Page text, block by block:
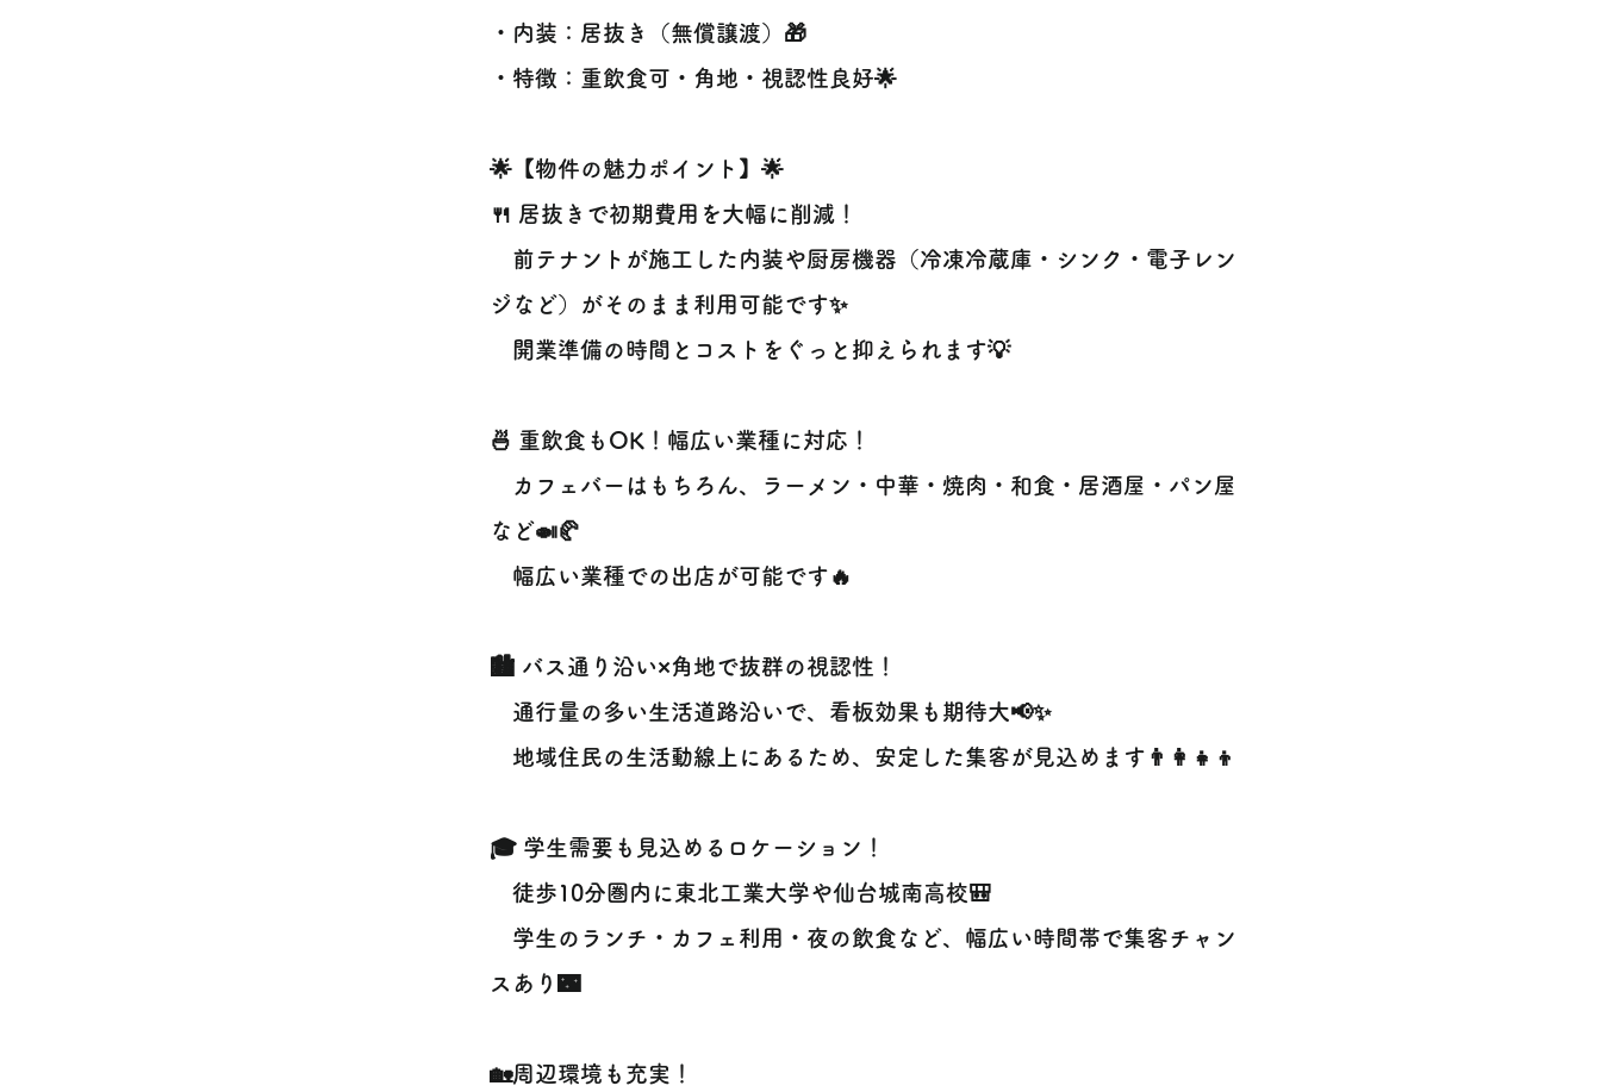
・内装：居抜き（無償譲渡）🎁
・特徴：重飲食可・角地・視認性良好🌟
🌟【物件の魅力ポイント】🌟
🍴 居抜きで初期費用を大幅に削減！
前テナントが施工した内装や厨房機器（冷凍冷蔵庫・シンク・電子レン
ジなど）がそのまま利用可能です✨
開業準備の時間とコストをぐっと抑えられます💡
🍜 重飲食もOK！幅広い業種に対応！
カフェバーはもちろん、ラーメン・中華・焼肉・和食・居酒屋・パン屋
など🍛🥐
幅広い業種での出店が可能です🔥
🏙 バス通り沿い×角地で抜群の視認性！
通行量の多い生活道路沿いで、看板効果も期待大📢✨
地域住民の生活動線上にあるため、安定した集客が見込めます👨‍👩‍👧‍👦
🎓 学生需要も見込めるロケーション！
徒歩10分圏内に東北工業大学や仙台城南高校🎒
学生のランチ・カフェ利用・夜の飲食など、幅広い時間帯で集客チャン
スあり🌃
🏡周辺環境も充実！